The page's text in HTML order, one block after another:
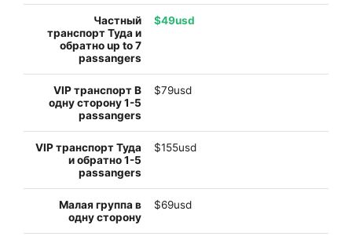
$49usd
$79usd
$155usd
$69usd